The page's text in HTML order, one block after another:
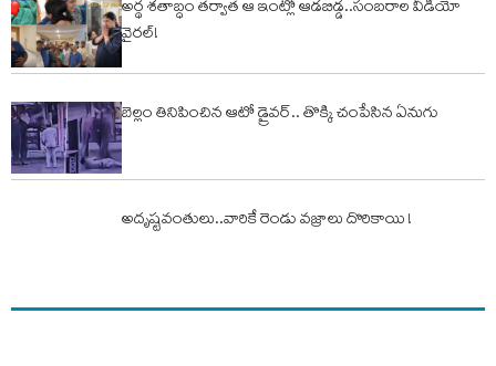
అర్థ శతాబ్ధం తర్వాత ఆ ఇంట్లో ఆడబిడ్డ..సంబరాల వీడియో
వైరల్!
బెల్లం తినిపించిన ఆటో డ్రైవర్.. తొక్కి చంపేసిన ఏనుగు
అదృష్టవంతులు..వారికే రెండు వజ్రాలు దొరికాయి !